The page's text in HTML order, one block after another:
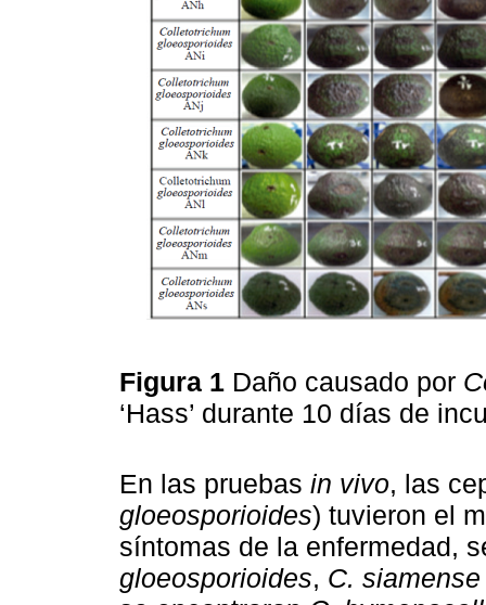
Figura 1 Daño causado por
‘Hass’ durante 10 días de
En las pruebas in vivo, las
gloeosporioides) tuvieron el
síntomas de la enfermedad,
gloeosporioides, C. siamense